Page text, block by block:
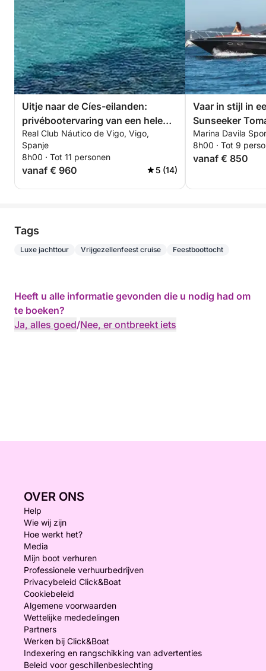
Uitje naar de Cíes-eilanden:
privébootervaring van een hele
dag
Real Club Náutico de Vigo, Vigo,
Spanje
8h00 · Tot 11 personen
vanaf € 960 5 (14)
Vaar in stijl in
Sunseeker
Marina Davila
8h00 · Tot 9
vanaf € 850
Tags
Luxe jachttour Vrijgezellenfeest cruise Feestboottocht
Heeft u alle informatie gevonden die u nodig had om
te boeken?
Ja, alles goed/Nee, er ontbreekt iets
OVER ONS
Help
Wie wij zijn
Hoe werkt het?
Media
Mijn boot verhuren
Professionele verhuurbedrijven
Privacybeleid Click&Boat
Cookiebeleid
Algemene voorwaarden
Wettelijke mededelingen
Partners
Werken bij Click&Boat
Indexering en rangschikking van advertenties
Beleid voor geschillenbeslechting